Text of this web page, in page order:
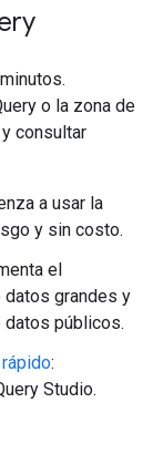
o la zona de
consultar
a usar la
y sin costo.
el
datos grandes y
datos públicos.
:
Studio.